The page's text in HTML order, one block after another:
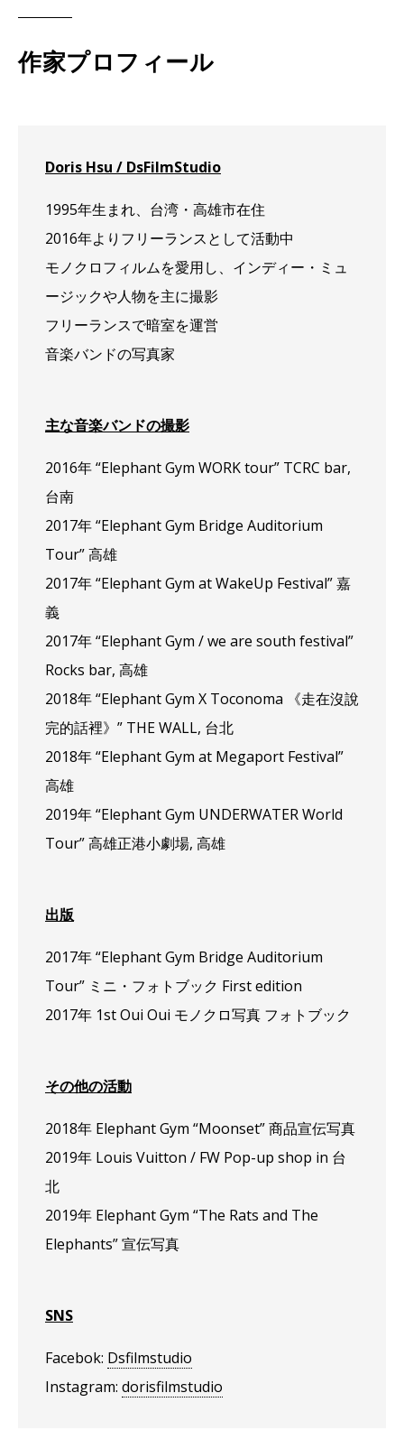
作家プロフィール
Doris Hsu / DsFilmStudio
1995年生まれ、台湾・高雄市在住
2016年よりフリーランスとして活動中
モノクロフィルムを愛用し、インディー・ミュ
ージックや人物を主に撮影
フリーランスで暗室を運営
音楽バンドの写真家
主な音楽バンドの撮影
2016年 “Elephant Gym WORK tour” TCRC bar,
台南
2017年 “Elephant Gym Bridge Auditorium
Tour” 高雄
2017年 “Elephant Gym at WakeUp Festival” 嘉
義
2017年 “Elephant Gym / we are south festival”
Rocks bar, 高雄
2018年 “Elephant Gym X Toconoma 《走在沒說
完的話裡》” THE WALL, 台北
2018年 “Elephant Gym at Megaport Festival”
高雄
2019年 “Elephant Gym UNDERWATER World
Tour” 高雄正港小劇場, 高雄
出版
2017年 “Elephant Gym Bridge Auditorium
Tour” ミニ・フォトブック First edition
2017年 1st Oui Oui モノクロ写真 フォトブック
その他の活動
2018年 Elephant Gym “Moonset” 商品宣伝写真
2019年 Louis Vuitton / FW Pop-up shop in 台
北
2019年 Elephant Gym “The Rats and The
Elephants” 宣伝写真
SNS
Facebok: Dsfilmstudio
Instagram: dorisfilmstudio